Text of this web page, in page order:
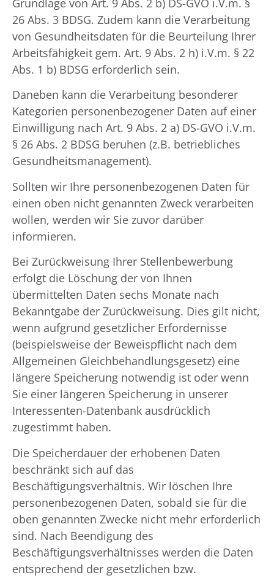
Grundlage von Art. 9 Abs. 2 b) DS-GVO i.V.m. §
26 Abs. 3 BDSG. Zudem kann die Verarbeitung
von Gesundheitsdaten für die Beurteilung Ihrer
Arbeitsfähigkeit gem. Art. 9 Abs. 2 h) i.V.m. § 22
Abs. 1 b) BDSG erforderlich sein.
Daneben kann die Verarbeitung besonderer
Kategorien personenbezogener Daten auf einer
Einwilligung nach Art. 9 Abs. 2 a) DS-GVO i.V.m.
§ 26 Abs. 2 BDSG beruhen (z.B. betriebliches
Gesundheitsmanagement).
Sollten wir Ihre personenbezogenen Daten für
einen oben nicht genannten Zweck verarbeiten
wollen, werden wir Sie zuvor darüber
informieren.
Bei Zurückweisung Ihrer Stellenbewerbung
erfolgt die Löschung der von Ihnen
übermittelten Daten sechs Monate nach
Bekanntgabe der Zurückweisung. Dies gilt nicht,
wenn aufgrund gesetzlicher Erfordernisse
(beispielsweise der Beweispflicht nach dem
Allgemeinen Gleichbehandlungsgesetz) eine
längere Speicherung notwendig ist oder wenn
Sie einer längeren Speicherung in unserer
Interessenten-Datenbank ausdrücklich
zugestimmt haben.
Die Speicherdauer der erhobenen Daten
beschränkt sich auf das
Beschäftigungsverhältnis. Wir löschen Ihre
personenbezogenen Daten, sobald sie für die
oben genannten Zwecke nicht mehr erforderlich
sind. Nach Beendigung des
Beschäftigungsverhältnisses werden die Daten
entsprechend der gesetzlichen bzw.